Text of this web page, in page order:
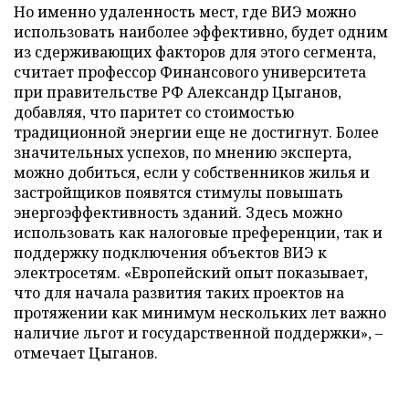
Но именно удаленность мест, где ВИЭ можно
использовать наиболее эффективно, будет одним
из сдерживающих факторов для этого сегмента,
считает профессор Финансового университета
при правительстве РФ Александр Цыганов,
добавляя, что паритет со стоимостью
традиционной энергии еще не достигнут. Более
значительных успехов, по мнению эксперта,
можно добиться, если у собственников жилья и
застройщиков появятся стимулы повышать
энергоэффективность зданий. Здесь можно
использовать как налоговые преференции, так и
поддержку подключения объектов ВИЭ к
электросетям. «Европейский опыт показывает,
что для начала развития таких проектов на
протяжении как минимум нескольких лет важно
наличие льгот и государственной поддержки», –
отмечает Цыганов.